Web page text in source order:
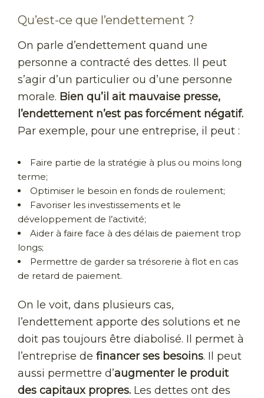
Qu’est-ce que l’endettement ?
On parle d’endettement quand une
personne a contracté des dettes. Il peut
s’agir d’un particulier ou d’une personne
morale. Bien qu’il ait mauvaise presse,
l’endettement n’est pas forcément négatif.
Par exemple, pour une entreprise, il peut :
Faire partie de la stratégie à plus ou moins long
terme;
Optimiser le besoin en fonds de roulement;
Favoriser les investissements et le
développement de l’activité;
Aider à faire face à des délais de paiement trop
longs;
Permettre de garder sa trésorerie à flot en cas
de retard de paiement.
On le voit, dans plusieurs cas,
l’endettement apporte des solutions et ne
doit pas toujours être diabolisé. Il permet à
l’entreprise de financer ses besoins. Il peut
aussi permettre d’augmenter le produit
des capitaux propres. Les dettes ont des